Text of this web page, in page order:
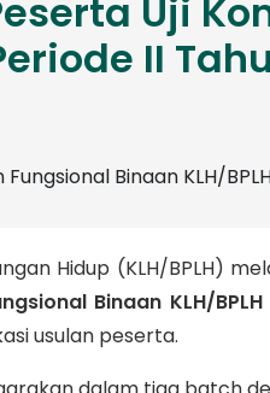
Uji
II
Hidup (KLH/BPLH)
Binaan KLH/
usulan peserta.